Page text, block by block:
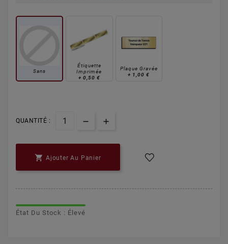
Sans
Étiquette
Imprimée
+ 0,50 €
Plaque Gravée
+ 1,00 €
QUANTITÉ :
 Ajouter Au Panier
État Du Stock : Élevé